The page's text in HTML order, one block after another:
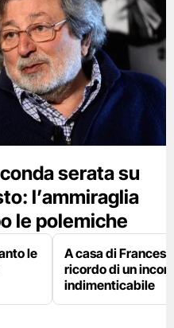
serata su
l’ammiraglia
le polemiche
le
A casa di
ricordo di un
indimenticabile